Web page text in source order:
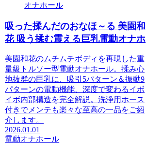
オナホール
吸った揉んだのおなほ～る 美園和
花 吸う揉む震える巨乳電動オナホ
美園和花のムチムチボディを再現した重
量級トルソー型電動オナホール。揉み心
地抜群の巨乳に、吸引5パターン＆振動9
パターンの電動機能、深度で変わるイボ
イボ内部構造を完全解説。洗浄用ホース
付きでメンテも楽々な至高の一品をご紹
介します。
2026.01.01
電動オナホール